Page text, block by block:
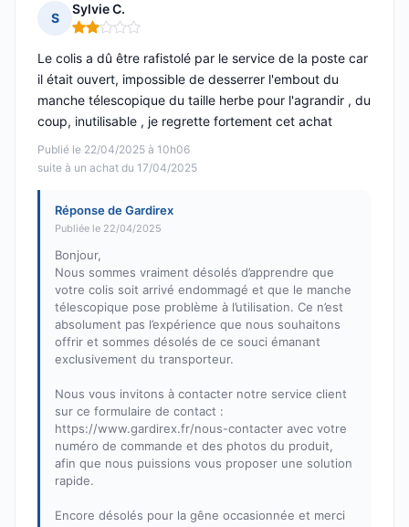
S
Sylvie C.
Note : 2 sur 5
Publié le 22/04/2025 à 10h06
suite à un achat du 17/04/2025
Le colis a dû être rafistolé par le service de la poste car
il était ouvert, impossible de desserrer l'embout du
manche télescopique du taille herbe pour l'agrandir , du
coup, inutilisable , je regrette fortement cet achat
Réponse de Gardirex
Publiée le 22/04/2025
Bonjour,
Nous sommes vraiment désolés d’apprendre que
votre colis soit arrivé endommagé et que le manche
télescopique pose problème à l’utilisation. Ce n’est
absolument pas l’expérience que nous souhaitons
offrir et sommes désolés de ce souci émanant
exclusivement du transporteur.
Nous vous invitons à contacter notre service client
sur ce formulaire de contact :
https://www.gardirex.fr/nous-contacter avec votre
numéro de commande et des photos du produit,
afin que nous puissions vous proposer une solution
rapide.
Encore désolés pour la gêne occasionnée et merci